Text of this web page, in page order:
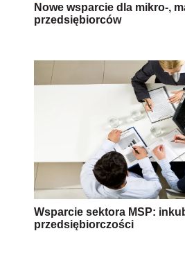
Nowe wsparcie dla mikro-,
przedsiębiorców
Wsparcie sektora MSP:
przedsiębiorczości